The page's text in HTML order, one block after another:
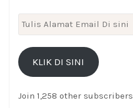
Tulis
Alamat
Email
KLIK DI SINI
Join 1,258 other subscribers